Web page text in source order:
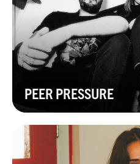
PEER PRESSURE